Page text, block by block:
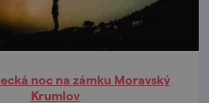
noc na zámku Moravský
Krumlov